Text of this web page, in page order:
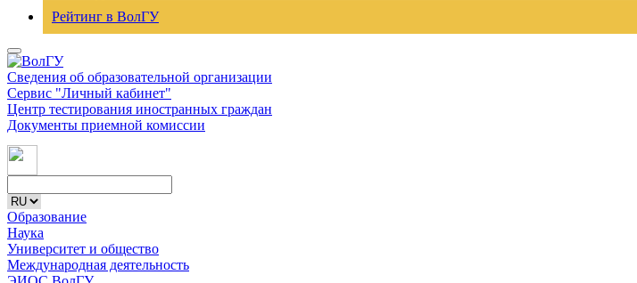
Рейтинг в ВолГУ
Сведения об образовательной организации
Сервис "Личный кабинет"
Центр тестирования иностранных граждан
Документы приемной комиссии
Образование
Наука
Университет и общество
Международная деятельность